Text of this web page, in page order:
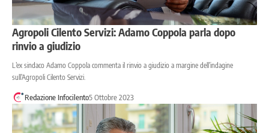
Agropoli Cilento Servizi: Adamo Coppola parla dopo
rinvio a giudizio
L’ex sindaco Adamo Coppola commenta il rinvio a giudizio a margine dell’indagine
sull’Agropoli Cilento Servizi.
Redazione Infocilento5 Ottobre 2023